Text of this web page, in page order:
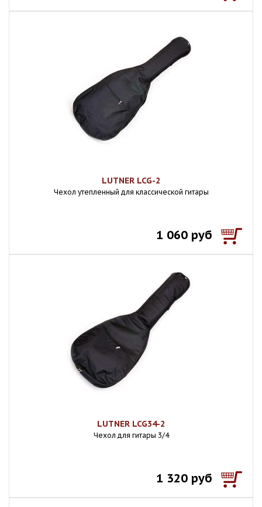
LUTNER LCG-2
Чехол утепленный для классической гитары
1 060 руб
LUTNER LCG34-2
Чехол для гитары 3/4
1 320 руб